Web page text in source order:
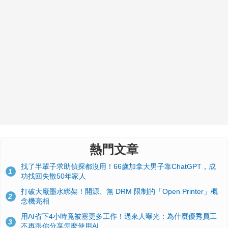
熱門文章
1
找了半輩子求助偵探都沒用！66歲加拿大男子靠ChatGPT，成
功找回失散50年家人
2
打破大廠墨水綁架！開源、無 DRM 限制的「Open Printer」概
念機亮相
3
用AI省下4小時竟被塞更多工作！過來人曝光：為什麼優秀員工
不再跟你分享怎麼使用AI